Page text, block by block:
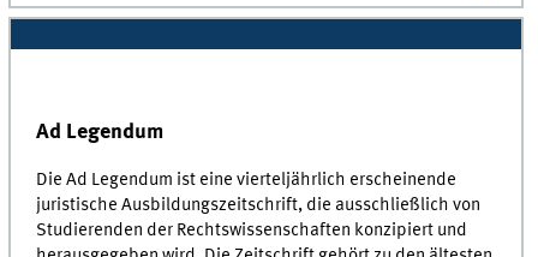
Ad Legendum
Die Ad Legendum ist eine vierteljährlich erscheinende
juristische Ausbildungszeitschrift, die ausschließlich von
Studierenden der Rechtswissenschaften konzipiert und